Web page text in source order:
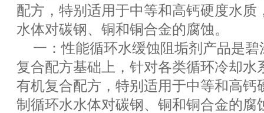
配方，特别适用于中等和高钙硬度水质
水体对碳钢、铜和铜合金的腐蚀。
一：性能循环水缓蚀阻垢剂产品是
复合配方基础上，针对各类循环冷却水
有机复合配方，特别适用于中等和高钙
制循环水水体对碳钢、铜和铜合金的腐